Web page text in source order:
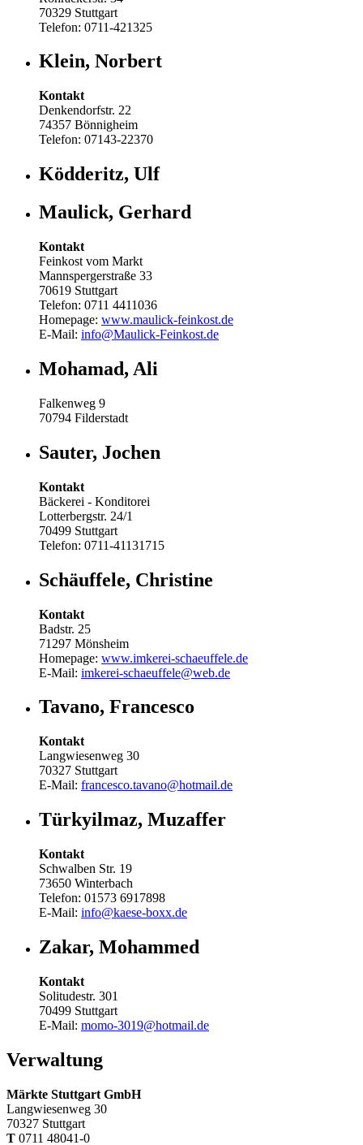
70329 Stuttgart
Telefon: 0711-421325
Klein, Norbert
Kontakt
Denkendorfstr. 22
74357 Bönnigheim
Telefon: 07143-22370
Ködderitz, Ulf
Maulick, Gerhard
Kontakt
Feinkost vom Markt
Mannspergerstraße 33
70619 Stuttgart
Telefon: 0711 4411036
Homepage: www.maulick-feinkost.de
E-Mail: info@Maulick-Feinkost.de
Mohamad, Ali
Falkenweg 9
70794 Filderstadt
Sauter, Jochen
Kontakt
Bäckerei - Konditorei
Lotterbergstr. 24/1
70499 Stuttgart
Telefon: 0711-41131715
Schäuffele, Christine
Kontakt
Badstr. 25
71297 Mönsheim
Homepage: www.imkerei-schaeuffele.de
E-Mail: imkerei-schaeuffele@web.de
Tavano, Francesco
Kontakt
Langwiesenweg 30
70327 Stuttgart
E-Mail: francesco.tavano@hotmail.de
Türkyilmaz, Muzaffer
Kontakt
Schwalben Str. 19
73650 Winterbach
Telefon: 01573 6917898
E-Mail: info@kaese-boxx.de
Zakar, Mohammed
Kontakt
Solitudestr. 301
70499 Stuttgart
E-Mail: momo-3019@hotmail.de
Verwaltung
Märkte Stuttgart GmbH
Langwiesenweg 30
70327 Stuttgart
T 0711 48041-0